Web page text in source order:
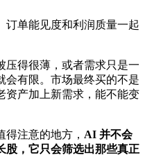
订单能见度和利润质量一起
压得很薄，或者需求只是一
会有限。市场最终买的不是
资产加上新需求，能不能变
注意的地方， AI 并不会
股，它只会筛选出那些真正